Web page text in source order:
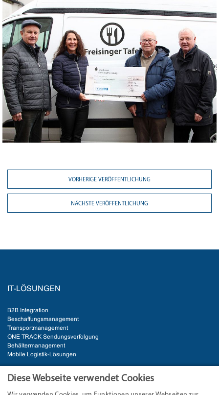
VORHERIGE VERÖFFENTLICHUNG
NÄCHSTE VERÖFFENTLICHUNG
IT-LÖSUNGEN
B2B Integration
Beschaffungsmanagement
Transportmanagement
ONE TRACK Sendungsverfolgung
Behältermanagement
Mobile Logistik-Lösungen
BRANCHEN
Diese Webseite verwendet Cookies